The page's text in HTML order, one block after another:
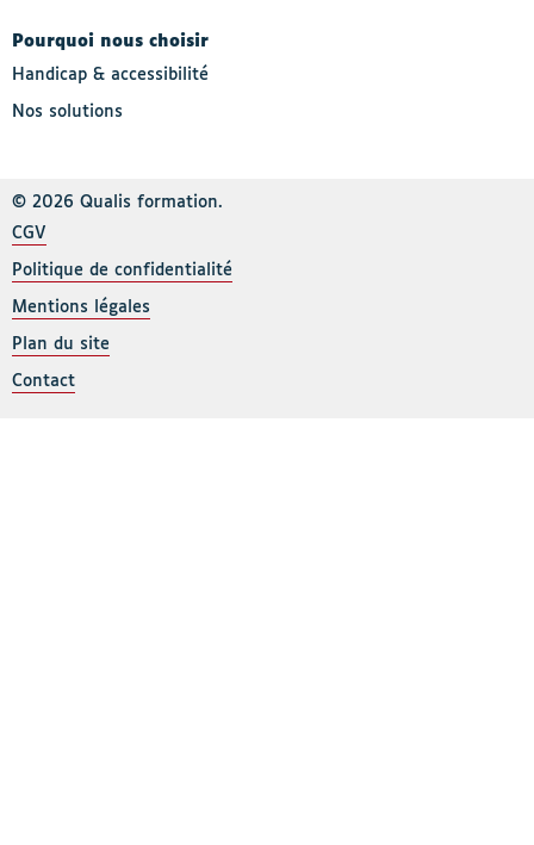
Pourquoi nous choisir
Handicap & accessibilité
Nos solutions
© 2026 Qualis formation.
CGV
Politique de confidentialité
Mentions légales
Plan du site
Contact